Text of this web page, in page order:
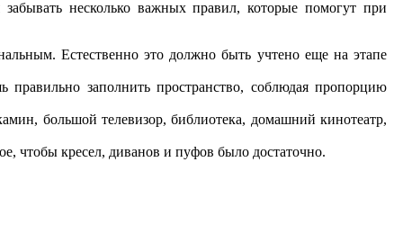
несколько важных правил, которые помогут при
Естественно это должно быть учтено еще на этапе
заполнить пространство, соблюдая пропорцию
большой телевизор, библиотека, домашний кинотеатр,
чтобы кресел, диванов и пуфов было достаточно.